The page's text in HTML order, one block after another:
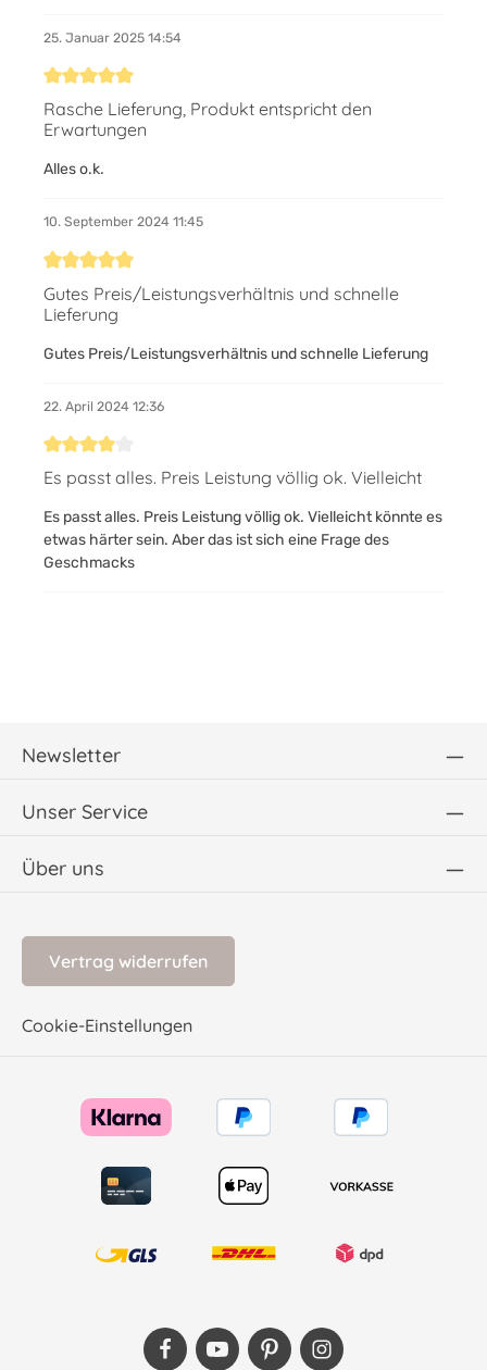
25. Januar 2025 14:54
Bewertung mit 5 von 5 Sternen
Rasche Lieferung, Produkt entspricht den
Erwartungen
Alles o.k.
10. September 2024 11:45
Bewertung mit 5 von 5 Sternen
Gutes Preis/Leistungsverhältnis und schnelle
Lieferung
Gutes Preis/Leistungsverhältnis und schnelle Lieferung
22. April 2024 12:36
Bewertung mit 4 von 5 Sternen
Es passt alles. Preis Leistung völlig ok. Vielleicht
Es passt alles. Preis Leistung völlig ok. Vielleicht könnte es
etwas härter sein. Aber das ist sich eine Frage des
Geschmacks
Newsletter
Unser Service
Über uns
Vertrag widerrufen
Cookie-Einstellungen